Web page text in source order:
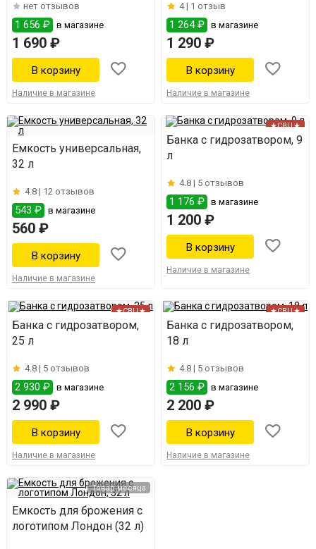
нет отзывов
1 656 ₽ в магазине
1 690 ₽
Наличие в магазине
4 | 1 отзыв
1 264 ₽ в магазине
1 290 ₽
Наличие в магазине
Емкость универсальная,
32 л
4.8 | 12 отзывов
543 ₽ в магазине
560 ₽
Наличие в магазине
★СВЦ★
Банка с гидрозатвором, 9
л
4.8 | 5 отзывов
1 176 ₽ в магазине
1 200 ₽
Наличие в магазине
★СВЦ★
Банка с гидрозатвором,
25 л
4.8 | 5 отзывов
2 930 ₽ в магазине
2 990 ₽
Наличие в магазине
★СВЦ★
Банка с гидрозатвором,
18 л
4.8 | 5 отзывов
2 156 ₽ в магазине
2 200 ₽
Наличие в магазине
Товар месяца
Емкость для брожения с
логотипом Лондон (32 л)